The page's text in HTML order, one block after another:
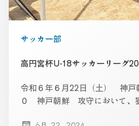
サッカー部
高円宮杯U-18サッカーリーグ
令和６年６月22日（土） 神
０ 神戸朝鮮 攻守において、